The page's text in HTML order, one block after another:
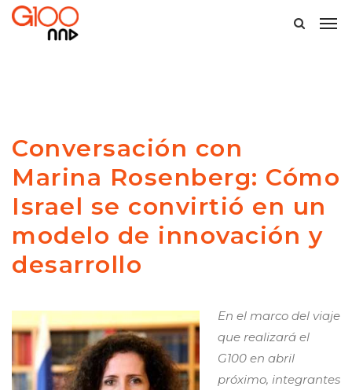
Conversación con
Marina Rosenberg: Cómo
Israel se convirtió en un
modelo de innovación y
desarrollo
En el marco del viaje
que realizará el
G100 en abril
próximo, integrantes